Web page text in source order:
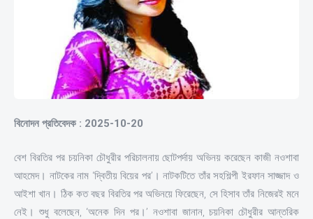
বিনোদন প্রতিবেদক : 2025-10-20
বেশ বিরতির পর চয়নিকা চৌধুরীর পরিচালনায় ছোটপর্দায় অভিনয় করেছেন কাজী নওশাবা
আহমেদ। নাটকের নাম ‘দ্বিতীয় বিয়ের পর’। নাটকটিতে তাঁর সহশিল্পী ইরফান সাজ্জাদ ও
আইশা খান। ঠিক কত বছর বিরতির পর অভিনয়ে ফিরেছেন, সে হিসাব তাঁর নিজেরই মনে
নেই। শুধু বলেছেন, ‘অনেক দিন পর।’ নওশাবা জানান, চয়নিকা চৌধুরীর আন্তরিক